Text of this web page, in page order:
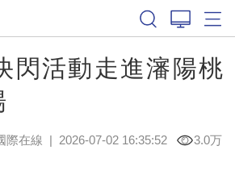
閃活動走進瀋陽桃
際在線 | 2026-07-02 16:35:52 3.0万